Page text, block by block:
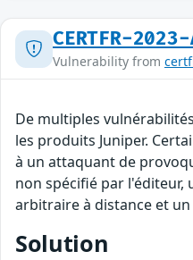
CERTFR-
Vulnerability from
De multiples
les produits Juniper.
à un attaquant de
non spécifié par l'éditeur,
arbitraire à distance et
Solution